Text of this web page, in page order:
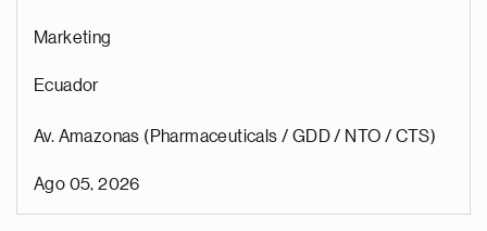
Marketing
Ecuador
Av. Amazonas (Pharmaceuticals / GDD / NTO / CTS)
Ago 05, 2026